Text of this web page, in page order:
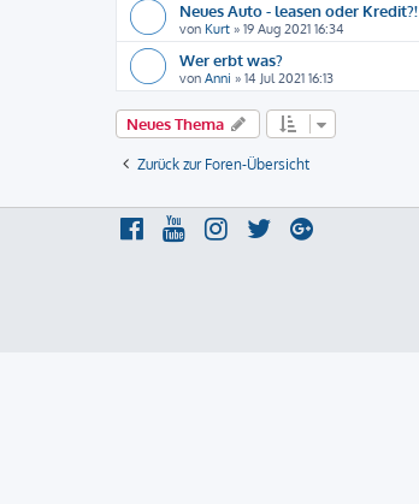
Neues Auto - leasen oder Kredit?!
von Kurt » 19 Aug 2021 16:34
Wer erbt was?
von Anni » 14 Jul 2021 16:13
Neues Thema
Zurück zur Foren-Übersicht